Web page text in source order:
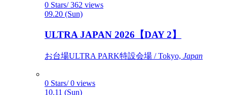
0 Stars/ 362 views
09.20 (Sun)
ULTRA JAPAN 2026【DAY 2】
お台場ULTRA PARK特設会場 / Tokyo, Japan
0 Stars/ 0 views
10.11 (Sun)